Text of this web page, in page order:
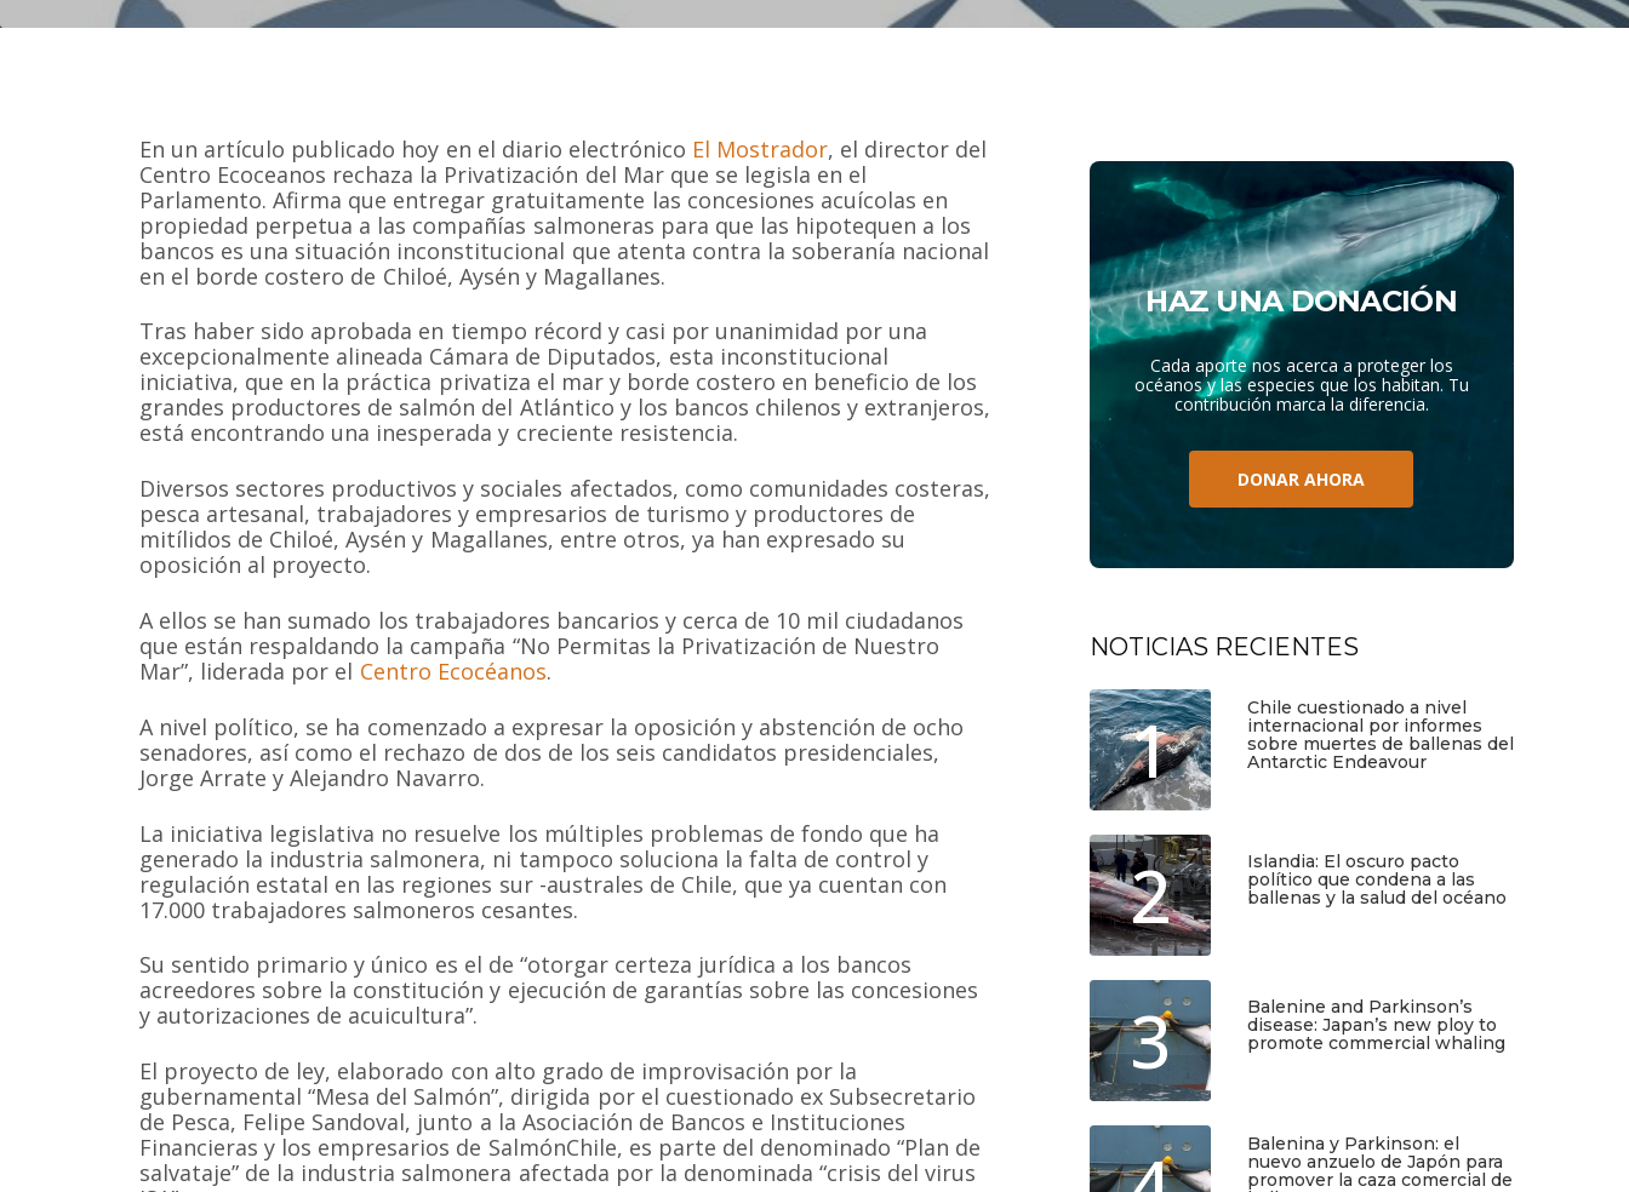
En un artículo publicado hoy en el diario electrónico El Mostrador, el director del
Centro Ecoceanos rechaza la Privatización del Mar que se legisla en el
Parlamento. Afirma que entregar gratuitamente las concesiones acuícolas en
propiedad perpetua a las compañías salmoneras para que las hipotequen a los
bancos es una situación inconstitucional que atenta contra la soberanía nacional
en el borde costero de Chiloé, Aysén y Magallanes.
Tras haber sido aprobada en tiempo récord y casi por unanimidad por una
excepcionalmente alineada Cámara de Diputados, esta inconstitucional
iniciativa, que en la práctica privatiza el mar y borde costero en beneficio de los
grandes productores de salmón del Atlántico y los bancos chilenos y extranjeros,
está encontrando una inesperada y creciente resistencia.
Diversos sectores productivos y sociales afectados, como comunidades costeras,
pesca artesanal, trabajadores y empresarios de turismo y productores de
mitílidos de Chiloé, Aysén y Magallanes, entre otros, ya han expresado su
oposición al proyecto.
A ellos se han sumado los trabajadores bancarios y cerca de 10 mil ciudadanos
que están respaldando la campaña “No Permitas la Privatización de Nuestro
Mar”, liderada por el Centro Ecocéanos.
A nivel político, se ha comenzado a expresar la oposición y abstención de ocho
senadores, así como el rechazo de dos de los seis candidatos presidenciales,
Jorge Arrate y Alejandro Navarro.
La iniciativa legislativa no resuelve los múltiples problemas de fondo que ha
generado la industria salmonera, ni tampoco soluciona la falta de control y
regulación estatal en las regiones sur -australes de Chile, que ya cuentan con
17.000 trabajadores salmoneros cesantes.
Su sentido primario y único es el de “otorgar certeza jurídica a los bancos
acreedores sobre la constitución y ejecución de garantías sobre las concesiones
y autorizaciones de acuicultura”.
El proyecto de ley, elaborado con alto grado de improvisación por la
gubernamental “Mesa del Salmón”, dirigida por el cuestionado ex Subsecretario
de Pesca, Felipe Sandoval, junto a la Asociación de Bancos e Instituciones
Financieras y los empresarios de SalmónChile, es parte del denominado “Plan de
salvataje” de la industria salmonera afectada por la denominada “crisis del virus
HAZ UNA DONACIÓN
Cada aporte nos acerca a proteger los
océanos y las especies que los habitan. Tu
contribución marca la diferencia.
DONAR AHORA
NOTICIAS RECIENTES
1
Chile cuestionado a nivel
internacional por informes
sobre muertes de ballenas del
Antarctic Endeavour
2
Islandia: El oscuro pacto
político que condena a las
ballenas y la salud del océano
3
Balenine and Parkinson’s
disease: Japan’s new ploy to
promote commercial whaling
Balenina y Parkinson: el
nuevo anzuelo de Japón para
promover la caza comercial de